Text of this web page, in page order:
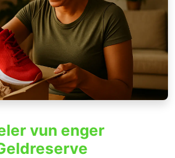
vun enger